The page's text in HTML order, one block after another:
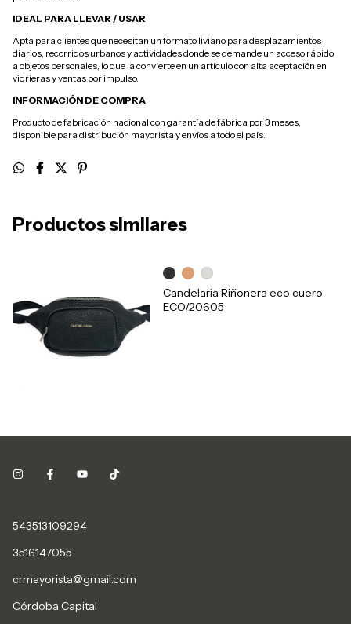
IDEAL PARA LLEVAR / USAR
Apta para clientes que necesitan un formato liviano para desplazamientos
diarios, recorridos urbanos y actividades donde se demande un acceso rápido
a objetos personales, lo que la convierte en un artículo con alta aceptación en
vidrieras y ventas por impulso.
INFORMACIÓN DE COMPRA
Producto de fabricación nacional con garantía de fábrica por 3 meses,
disponible para distribución mayorista y envíos a todo el país.
Productos similares
Candelaria Riñonera eco cuero
ECO/20605
543513109294
3516147055
crmayorista@gmail.com
Córdoba Capital